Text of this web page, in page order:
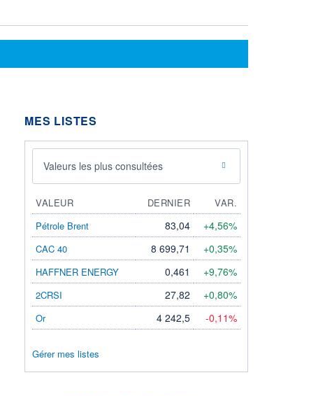
MES LISTES
Valeurs les plus consultées
VALEUR DERNIER
VAR.
Pétrole Brent
83,04 +4,56%
CAC 40 8 699,71 +0,35%
HAFFNER ENERGY 0,461 +9,76%
2CRSI 27,82 +0,80%
Or 4 242,5 -0,11%
Gérer mes listes